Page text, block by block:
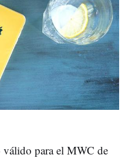
válido para el MWC de